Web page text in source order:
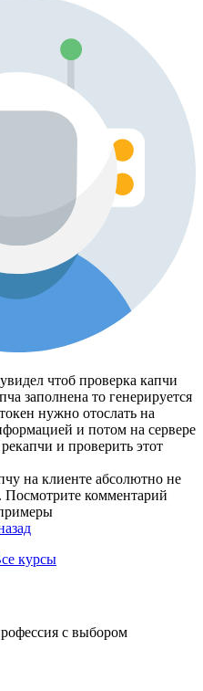
чтоб проверка капчи
заполнена то генерируется
нужно отослать на
и потом на сервере
и проверить этот
на клиенте абсолютно не
Посмотрите комментарий
курсы
с выбором